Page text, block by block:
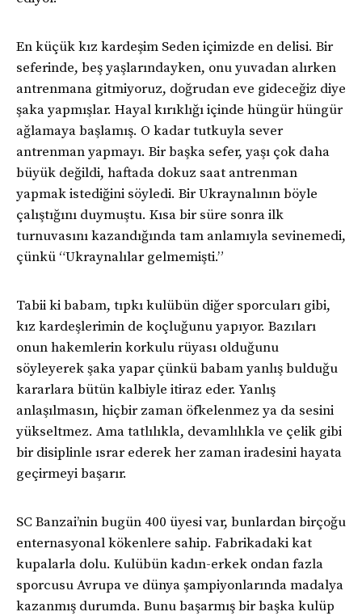
En küçük kız kardeşim Seden içimizde en delisi. Bir
seferinde, beş yaşlarındayken, onu yuvadan alırken
antrenmana gitmiyoruz, doğrudan eve gideceğiz diye
şaka yapmışlar. Hayal kırıklığı içinde hüngür hüngür
ağlamaya başlamış. O kadar tutkuyla sever
antrenman yapmayı. Bir başka sefer, yaşı çok daha
büyük değildi, haftada dokuz saat antrenman
yapmak istediğini söyledi. Bir Ukraynalının böyle
çalıştığını duymuştu. Kısa bir süre sonra ilk
turnuvasını kazandığında tam anlamıyla sevinemedi,
çünkü “Ukraynalılar gelmemişti.”
Tabii ki babam, tıpkı kulübün diğer sporcuları gibi,
kız kardeşlerimin de koçluğunu yapıyor. Bazıları
onun hakemlerin korkulu rüyası olduğunu
söyleyerek şaka yapar çünkü babam yanlış bulduğu
kararlara bütün kalbiyle itiraz eder. Yanlış
anlaşılmasın, hiçbir zaman öfkelenmez ya da sesini
yükseltmez. Ama tatlılıkla, devamlılıkla ve çelik gibi
bir disiplinle ısrar ederek her zaman iradesini hayata
geçirmeyi başarır.
SC Banzai’nin bugün 400 üyesi var, bunlardan birçoğu
enternasyonal kökenlere sahip. Fabrikadaki kat
kupalarla dolu. Kulübün kadın-erkek ondan fazla
sporcusu Avrupa ve dünya şampiyonlarında madalya
kazanmış durumda. Bunu başarmış bir başka kulüp